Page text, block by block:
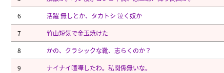
6
活躍 無しとか、タカトシ 泣く奴か
7
竹山短気で金玉焼けた
8
かの、クラシックな靴、志らくのか？
9
ナイナイ喧嘩したわ。私関係無いな。